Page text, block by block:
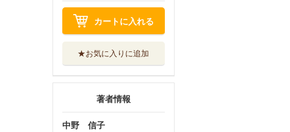
カートに入れる
★お気に入りに追加
著者情報
中野 信子